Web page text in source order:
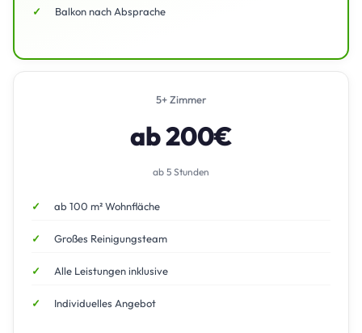
Balkon nach Absprache
5+ Zimmer
ab 200€
ab 5 Stunden
ab 100 m² Wohnfläche
Großes Reinigungsteam
Alle Leistungen inklusive
Individuelles Angebot